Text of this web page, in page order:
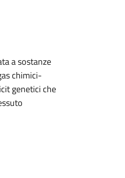
a sostanze
chimici-
genetici che